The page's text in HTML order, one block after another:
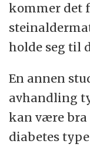
kommer det
holde seg til
En annen
avhandling
kan være bra
diabetes type